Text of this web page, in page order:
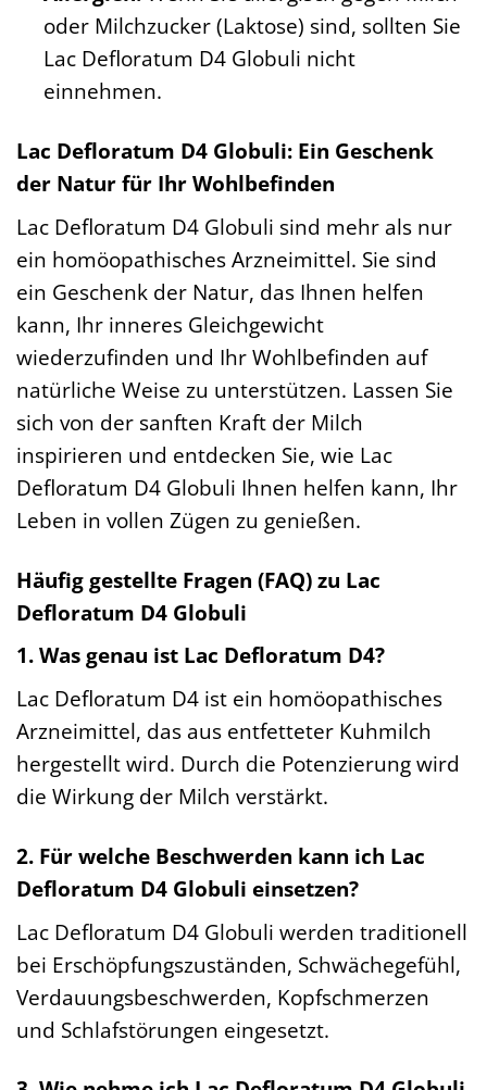
oder Milchzucker (Laktose) sind, sollten Sie
Lac Defloratum D4 Globuli nicht
einnehmen.
Lac Defloratum D4 Globuli: Ein Geschenk
der Natur für Ihr Wohlbefinden
Lac Defloratum D4 Globuli sind mehr als nur
ein homöopathisches Arzneimittel. Sie sind
ein Geschenk der Natur, das Ihnen helfen
kann, Ihr inneres Gleichgewicht
wiederzufinden und Ihr Wohlbefinden auf
natürliche Weise zu unterstützen. Lassen Sie
sich von der sanften Kraft der Milch
inspirieren und entdecken Sie, wie Lac
Defloratum D4 Globuli Ihnen helfen kann, Ihr
Leben in vollen Zügen zu genießen.
Häufig gestellte Fragen (FAQ) zu Lac
Defloratum D4 Globuli
1. Was genau ist Lac Defloratum D4?
Lac Defloratum D4 ist ein homöopathisches
Arzneimittel, das aus entfetteter Kuhmilch
hergestellt wird. Durch die Potenzierung wird
die Wirkung der Milch verstärkt.
2. Für welche Beschwerden kann ich Lac
Defloratum D4 Globuli einsetzen?
Lac Defloratum D4 Globuli werden traditionell
bei Erschöpfungszuständen, Schwächegefühl,
Verdauungsbeschwerden, Kopfschmerzen
und Schlafstörungen eingesetzt.